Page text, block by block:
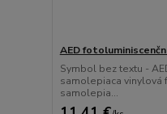
AED
Symbol bez textu -
samolepiaca vinylová
samolepia...